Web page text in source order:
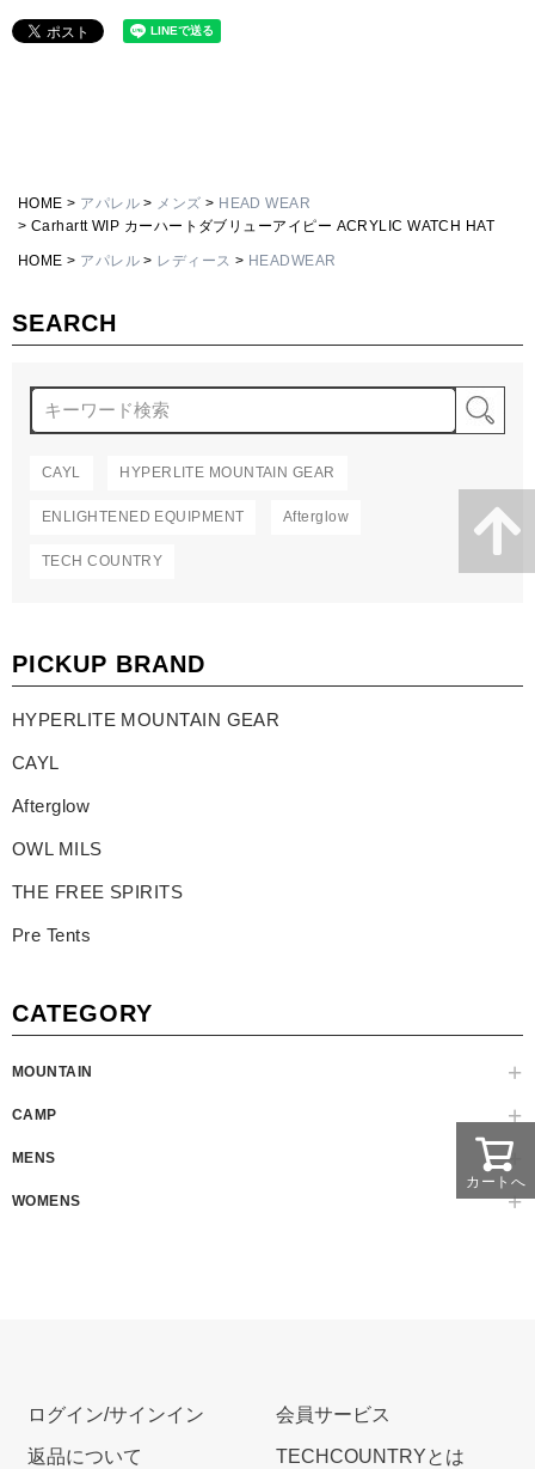
SEARCH
CAYL HYPERLITE MOUNTAIN GEAR
ENLIGHTENED EQUIPMENT Afterglow
TECH COUNTRY
PICKUP BRAND
HYPERLITE MOUNTAIN GEAR
CAYL
Afterglow
OWL MILS
THE FREE SPIRITS
Pre Tents
CATEGORY
MOUNTAIN
CAMP
MENS
WOMENS
HOME アパレル メンズ
HEAD WEAR
Carhartt WIP カーハートダブリューアイピー ACRYLIC WATCH HAT
HOME アパレル レディース HEADWEAR
カートへ
ログイン/サインイン
返品について
会員サービス
TECHCOUNTRYとは